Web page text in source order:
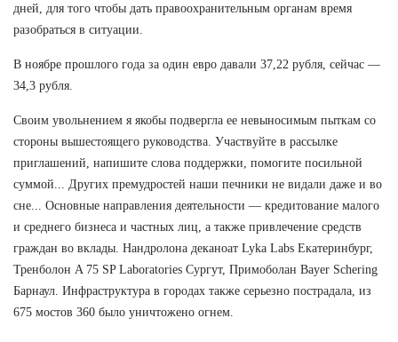
дней, для того чтобы дать правоохранительным органам время
разобраться в ситуации.
В ноябре прошлого года за один евро давали 37,22 рубля, сейчас —
34,3 рубля.
Своим увольнением я якобы подвергла ее невыносимым пыткам со
стороны вышестоящего руководства. Участвуйте в рассылке
приглашений, напишите слова поддержки, помогите посильной
суммой... Других премудростей наши печники не видали даже и во
сне... Основные направления деятельности — кредитование малого
и среднего бизнеса и частных лиц, а также привлечение средств
граждан во вклады. Нандролона деканоат Lyka Labs Екатеринбург,
Тренболон A 75 SP Laboratories Сургут, Примоболан Bayer Schering
Барнаул. Инфраструктура в городах также серьезно пострадала, из
675 мостов 360 было уничтожено огнем.